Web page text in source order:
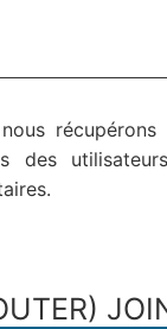
récupérons
des